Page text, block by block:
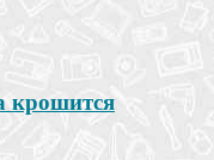
крошится